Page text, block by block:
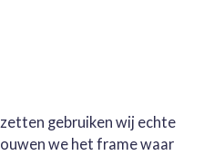
gebruiken wij echte
we het frame waar